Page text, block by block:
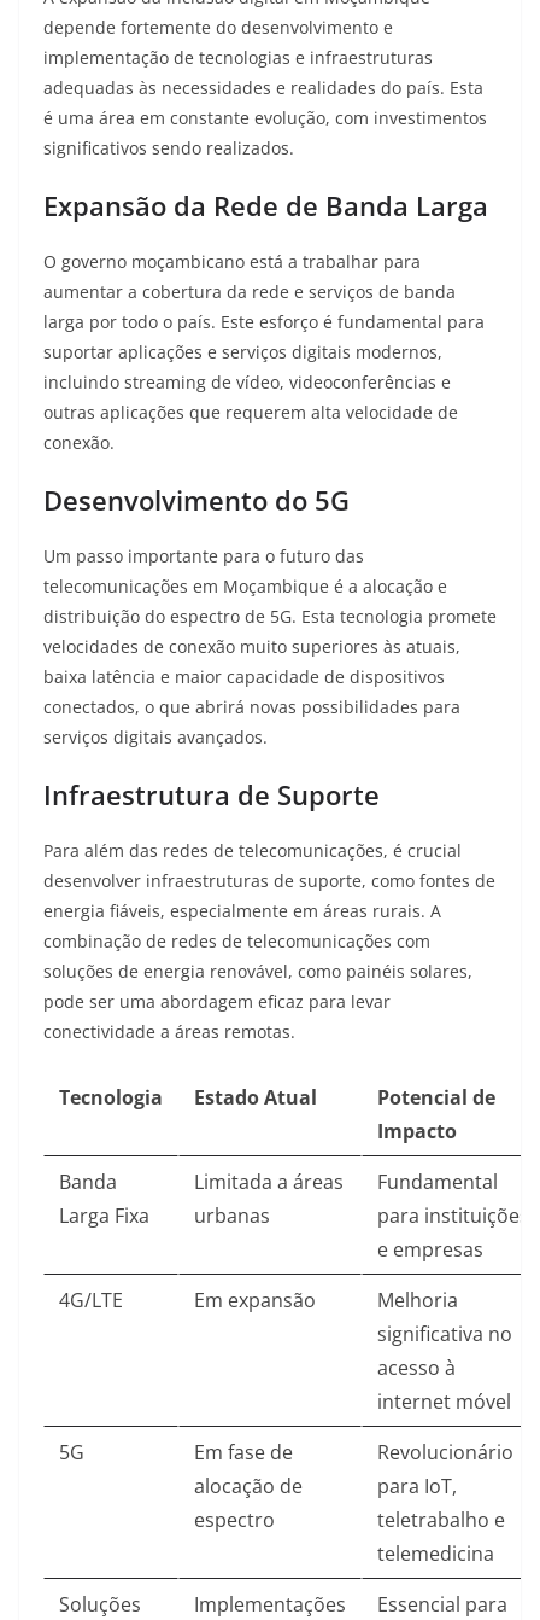
depende fortemente do desenvolvimento e
implementação de tecnologias e infraestruturas
adequadas às necessidades e realidades do país. Esta
é uma área em constante evolução, com investimentos
significativos sendo realizados.
Expansão da Rede de Banda Larga
O governo moçambicano está a trabalhar para
aumentar a cobertura da rede e serviços de banda
larga por todo o país. Este esforço é fundamental para
suportar aplicações e serviços digitais modernos,
incluindo streaming de vídeo, videoconferências e
outras aplicações que requerem alta velocidade de
conexão.
Desenvolvimento do 5G
Um passo importante para o futuro das
telecomunicações em Moçambique é a alocação e
distribuição do espectro de 5G. Esta tecnologia promete
velocidades de conexão muito superiores às atuais,
baixa latência e maior capacidade de dispositivos
conectados, o que abrirá novas possibilidades para
serviços digitais avançados.
Infraestrutura de Suporte
Para além das redes de telecomunicações, é crucial
desenvolver infraestruturas de suporte, como fontes de
energia fiáveis, especialmente em áreas rurais. A
combinação de redes de telecomunicações com
soluções de energia renovável, como painéis solares,
pode ser uma abordagem eficaz para levar
conectividade a áreas remotas.
Tecnologia Estado Atual
Potencial de
Impacto
Banda
Larga Fixa
Limitada a áreas
urbanas
Fundamental
para instituições
e empresas
4G/LTE
Em expansão
Melhoria
significativa no
acesso à
internet móvel
5G
Em fase de
alocação de
espectro
Revolucionário
para IoT,
teletrabalho e
telemedicina
Soluções
Implementações
Essencial para